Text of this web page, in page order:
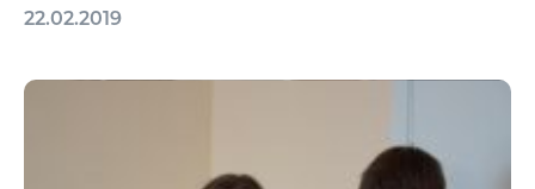
22.02.2019